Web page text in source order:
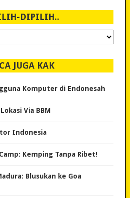
DIPILIH..
JUGA KAK
Komputer di Endonesah
Via BBM
Indonesia
Kemping Tanpa Ribet!
Blusukan ke Goa